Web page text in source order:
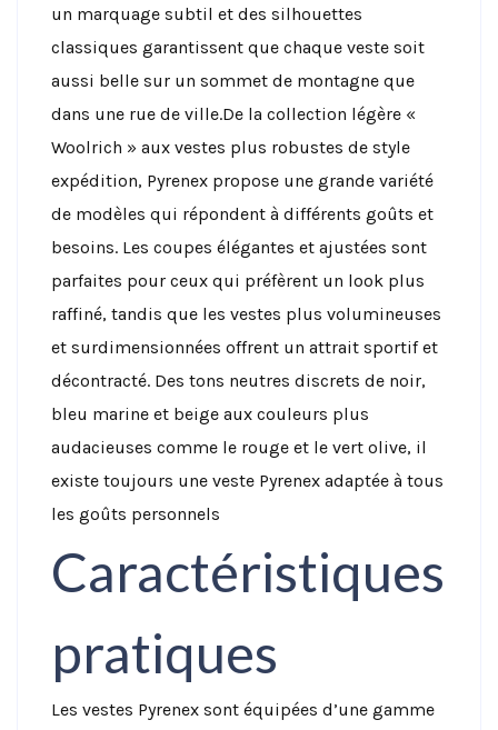
un marquage subtil et des silhouettes
classiques garantissent que chaque veste soit
aussi belle sur un sommet de montagne que
dans une rue de ville.De la collection légère «
Woolrich » aux vestes plus robustes de style
expédition, Pyrenex propose une grande variété
de modèles qui répondent à différents goûts et
besoins. Les coupes élégantes et ajustées sont
parfaites pour ceux qui préfèrent un look plus
raffiné, tandis que les vestes plus volumineuses
et surdimensionnées offrent un attrait sportif et
décontracté. Des tons neutres discrets de noir,
bleu marine et beige aux couleurs plus
audacieuses comme le rouge et le vert olive, il
existe toujours une veste Pyrenex adaptée à tous
les goûts personnels
Caractéristiques
pratiques
Les vestes Pyrenex sont équipées d’une gamme